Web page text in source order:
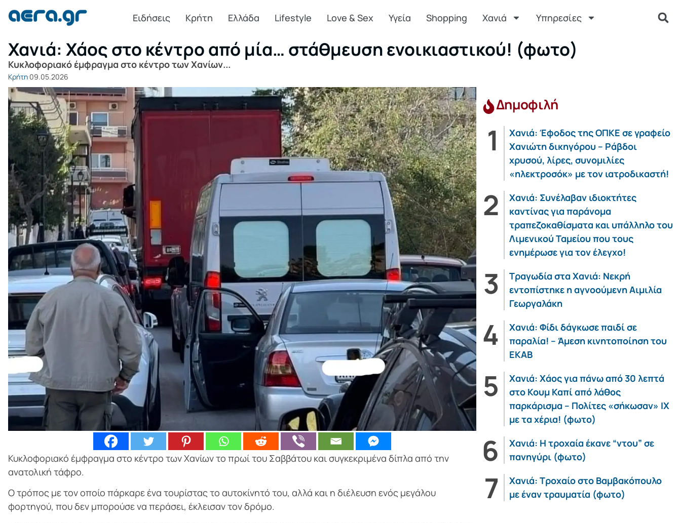
Ειδήσεις Κρήτη Ελλάδα Lifestyle Love & Sex Υγεία Shopping Χανιά Υπηρεσίες
Χανιά: Χάος στο κέντρο από μία… στάθμευση ενοικιαστικού! (φωτο)
Κυκλοφοριακό έμφραγμα στο κέντρο των Χανίων...
Κρήτη 09.05.2026
Κυκλοφοριακό έμφραγμα στο κέντρο των Χανίων το πρωί του Σαββάτου και συγκεκριμένα δίπλα από την
ανατολική τάφρο.
Ο τρόπος με τον οποίο πάρκαρε ένα τουρίστας το αυτοκίνητό του, αλλά και η διέλευση ενός μεγάλου
φορτηγού, που δεν μπορούσε να περάσει, έκλεισαν τον δρόμο.
Δημοφιλή
Χανιά: Έφοδος της ΟΠΚΕ σε γραφείο
Χανιώτη δικηγόρου – Ράβδοι
χρυσού, λίρες, συνομιλίες
«ηλεκτροσόκ» με τον ιατροδικαστή!
Χανιά: Συνέλαβαν ιδιοκτήτες
καντίνας για παράνομα
τραπεζοκαθίσματα και υπάλληλο του
Λιμενικού Ταμείου που τους
ενημέρωσε για τον έλεγχο!
Τραγωδία στα Χανιά: Νεκρή
εντοπίστηκε η αγνοούμενη Αιμιλία
Γεωργαλάκη
Χανιά: Φίδι δάγκωσε παιδί σε
παραλία! – Άμεση κινητοποίηση του
ΕΚΑΒ
Χανιά: Χάος για πάνω από 30 λεπτά
στο Κουμ Καπί από λάθος
παρκάρισμα – Πολίτες «σήκωσαν» ΙΧ
με τα χέρια! (φωτο)
Χανιά: Η τροχαία έκανε “ντου” σε
πανηγύρι (φωτο)
Χανιά: Τροχαίο στο Βαμβακόπουλο
με έναν τραυματία (φωτο)